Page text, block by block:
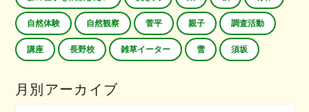
自然体験 自然観察 菅平 親子 調査活動
講座 長野校 雑草イーター 雪 須坂
月別アーカイブ